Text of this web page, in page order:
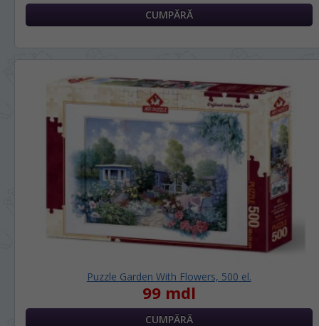
Puzzle Garden With Flowers, 500 el.
99 mdl